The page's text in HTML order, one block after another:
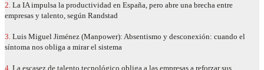
2. La IA impulsa la productividad en España, pero abre una brecha entre
empresas y talento, según Randstad
3. Luis Miguel Jiménez (Manpower): Absentismo y desconexión: cuando el
síntoma nos obliga a mirar el sistema
4. La escasez de talento tecnológico obliga a las empresas a reforzar sus